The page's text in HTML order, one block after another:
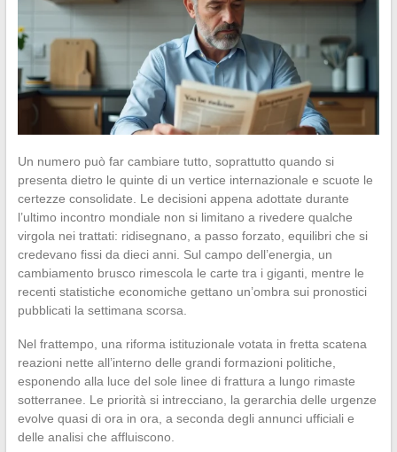
Un numero può far cambiare tutto, soprattutto quando si
presenta dietro le quinte di un vertice internazionale e scuote le
certezze consolidate. Le decisioni appena adottate durante
l’ultimo incontro mondiale non si limitano a rivedere qualche
virgola nei trattati: ridisegnano, a passo forzato, equilibri che si
credevano fissi da dieci anni. Sul campo dell’energia, un
cambiamento brusco rimescola le carte tra i giganti, mentre le
recenti statistiche economiche gettano un’ombra sui pronostici
pubblicati la settimana scorsa.
Nel frattempo, una riforma istituzionale votata in fretta scatena
reazioni nette all’interno delle grandi formazioni politiche,
esponendo alla luce del sole linee di frattura a lungo rimaste
sotterranee. Le priorità si intrecciano, la gerarchia delle urgenze
evolve quasi di ora in ora, a seconda degli annunci ufficiali e
delle analisi che affluiscono.